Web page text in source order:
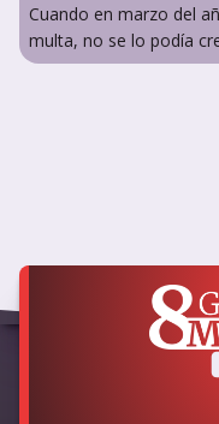
Cuando en marzo del
multa, no se lo podía